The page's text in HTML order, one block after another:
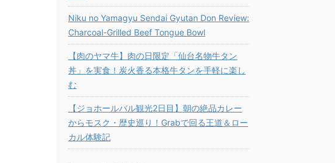
Niku no Yamagyu Sendai Gyutan Don Review:
Charcoal-Grilled Beef Tongue Bowl
【肉のヤマ牛】肉の日限定「仙台名物牛タン
丼」を実食！炭火香る本格牛タンを手軽に楽し
む
【ジョホールバル観光2日目】朝の絶品カレー
からモスク・歴史巡り！Grabで回る王道＆ロー
カル体験記